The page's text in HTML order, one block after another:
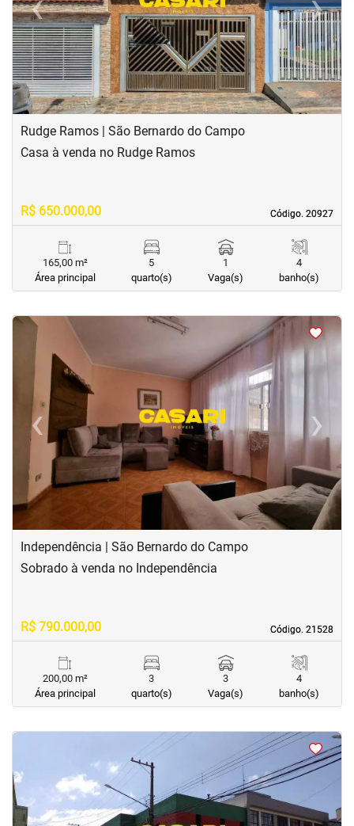
Previous Next
Rudge Ramos | São Bernardo do Campo
Código. 20927
Código. 20927
Casa à venda no Rudge Ramos
R$ 650.000,00
165,00 m²
Área principal
5
quarto(s)
1
Vaga(s)
4
banho(s)
<< <
‹Previous ›
Next
Independência | São Bernardo do Campo
Código. 21528
Código. 21528
Sobrado à venda no Independência
R$ 790.000,00
200,00 m²
Área principal
3
quarto(s)
3
Vaga(s)
4
banho(s)